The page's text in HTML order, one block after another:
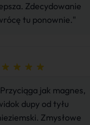
Zdecydowanie
tu ponownie."
jak magnes,
dupy od tyłu
Zmysłowe